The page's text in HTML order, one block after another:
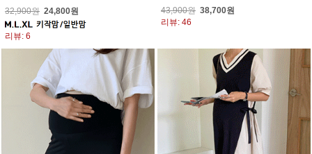
32,900원 24,800원
리뷰: 6
43,900원 38,700원
리뷰: 46